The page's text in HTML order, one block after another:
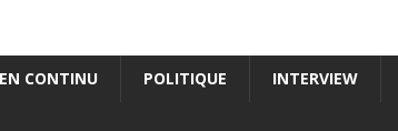
CONTINU POLITIQUE INTERVIEW